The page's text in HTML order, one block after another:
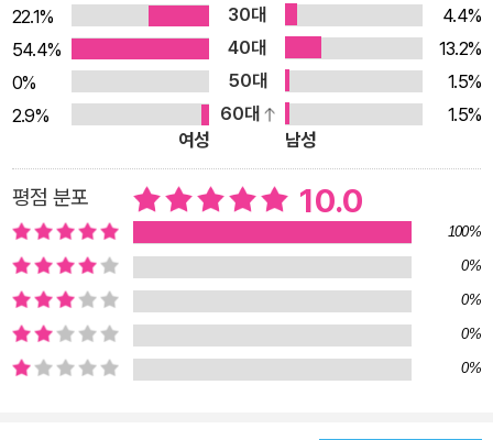
22.1%
30대
4.4%
54.4%
40대
13.2%
0%
50대
1.5%
2.9%
60대
1.5%
여성
남성
평점 분포 10.0
100%
0%
0%
0%
0%